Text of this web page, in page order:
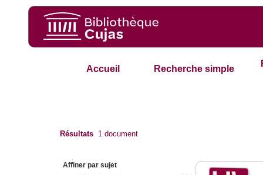
Accueil Recherche simple
Résultats 1 document
Affiner par sujet